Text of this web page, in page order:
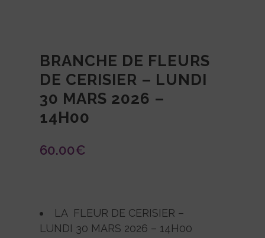
BRANCHE DE FLEURS
DE CERISIER – LUNDI
30 MARS 2026 –
14H00
60.00€
LA FLEUR DE CERISIER –
LUNDI 30 MARS 2026 – 14H00